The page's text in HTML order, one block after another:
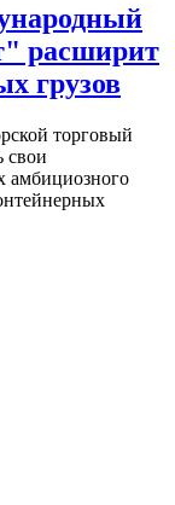
расширит
грузов
торговый
свои
амбициозного